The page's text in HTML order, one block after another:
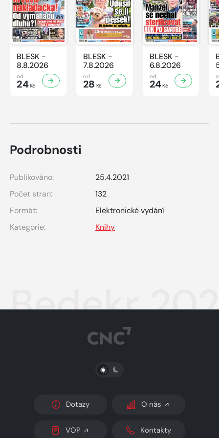
BLESK -
8.8.2026
od
24Kč
BLESK -
7.8.2026
od
28 Kč
BLESK -
6.8.2026
od
24Kč
Podrobnosti
Publikováno:
25.4.2021
Počet stran:
132
Formát:
Elektronické vydání
Kategorie:
Knihy
Bedekr
PŘEPNOUT SVĚTLÝ/TMAVÝ REŽIM
Dotazy O nás
VOP Kontakty